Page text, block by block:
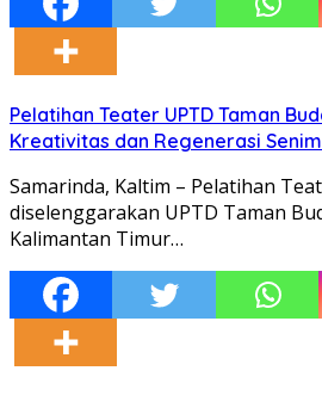
Pelatihan Teater UPTD Taman
Kreativitas dan Regenerasi
Samarinda, Kaltim – Pelatihan
diselenggarakan UPTD Taman
Kalimantan Timur…